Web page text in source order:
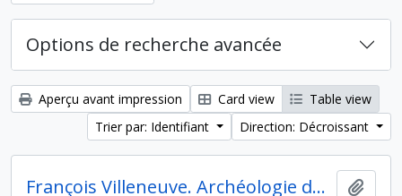
Options de recherche avancée
Aperçu avant impression Card view
Table view
Trier par: Identifiant
Direction: Décroissant
François Villeneuve. Archéologie du Proche-Orient hellénistique et romain